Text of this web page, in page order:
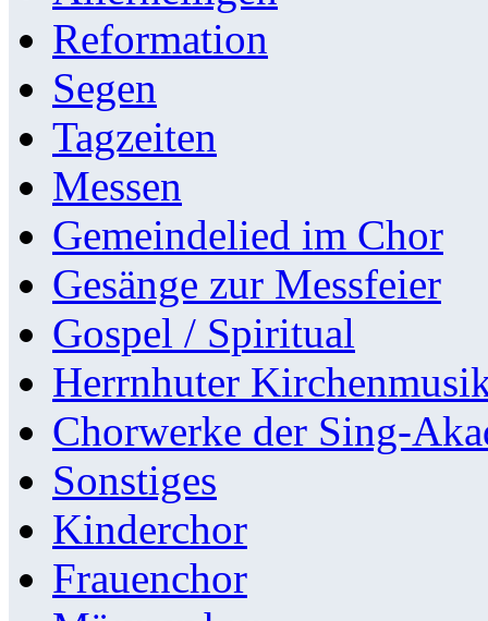
Reformation
Segen
Tagzeiten
Messen
Gemeindelied im Chor
Gesänge zur Messfeier
Gospel / Spiritual
Herrnhuter
Chorwerke der Sing-
Sonstiges
Kinderchor
Frauenchor